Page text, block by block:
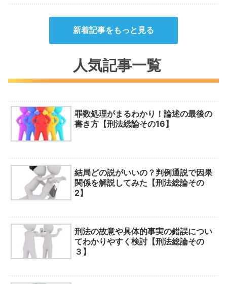
新着記事をもっと見る
人気記事一覧
罪数処理がまるわかり！論述の最後の
書き方【刑法総論その16】
結局どの説がいいの？判例通説で因果
関係を解説してみた【刑法総論その
2】
刑法の故意や具体的事実の錯誤につい
てわかりやすく検討【刑法総論その
３】